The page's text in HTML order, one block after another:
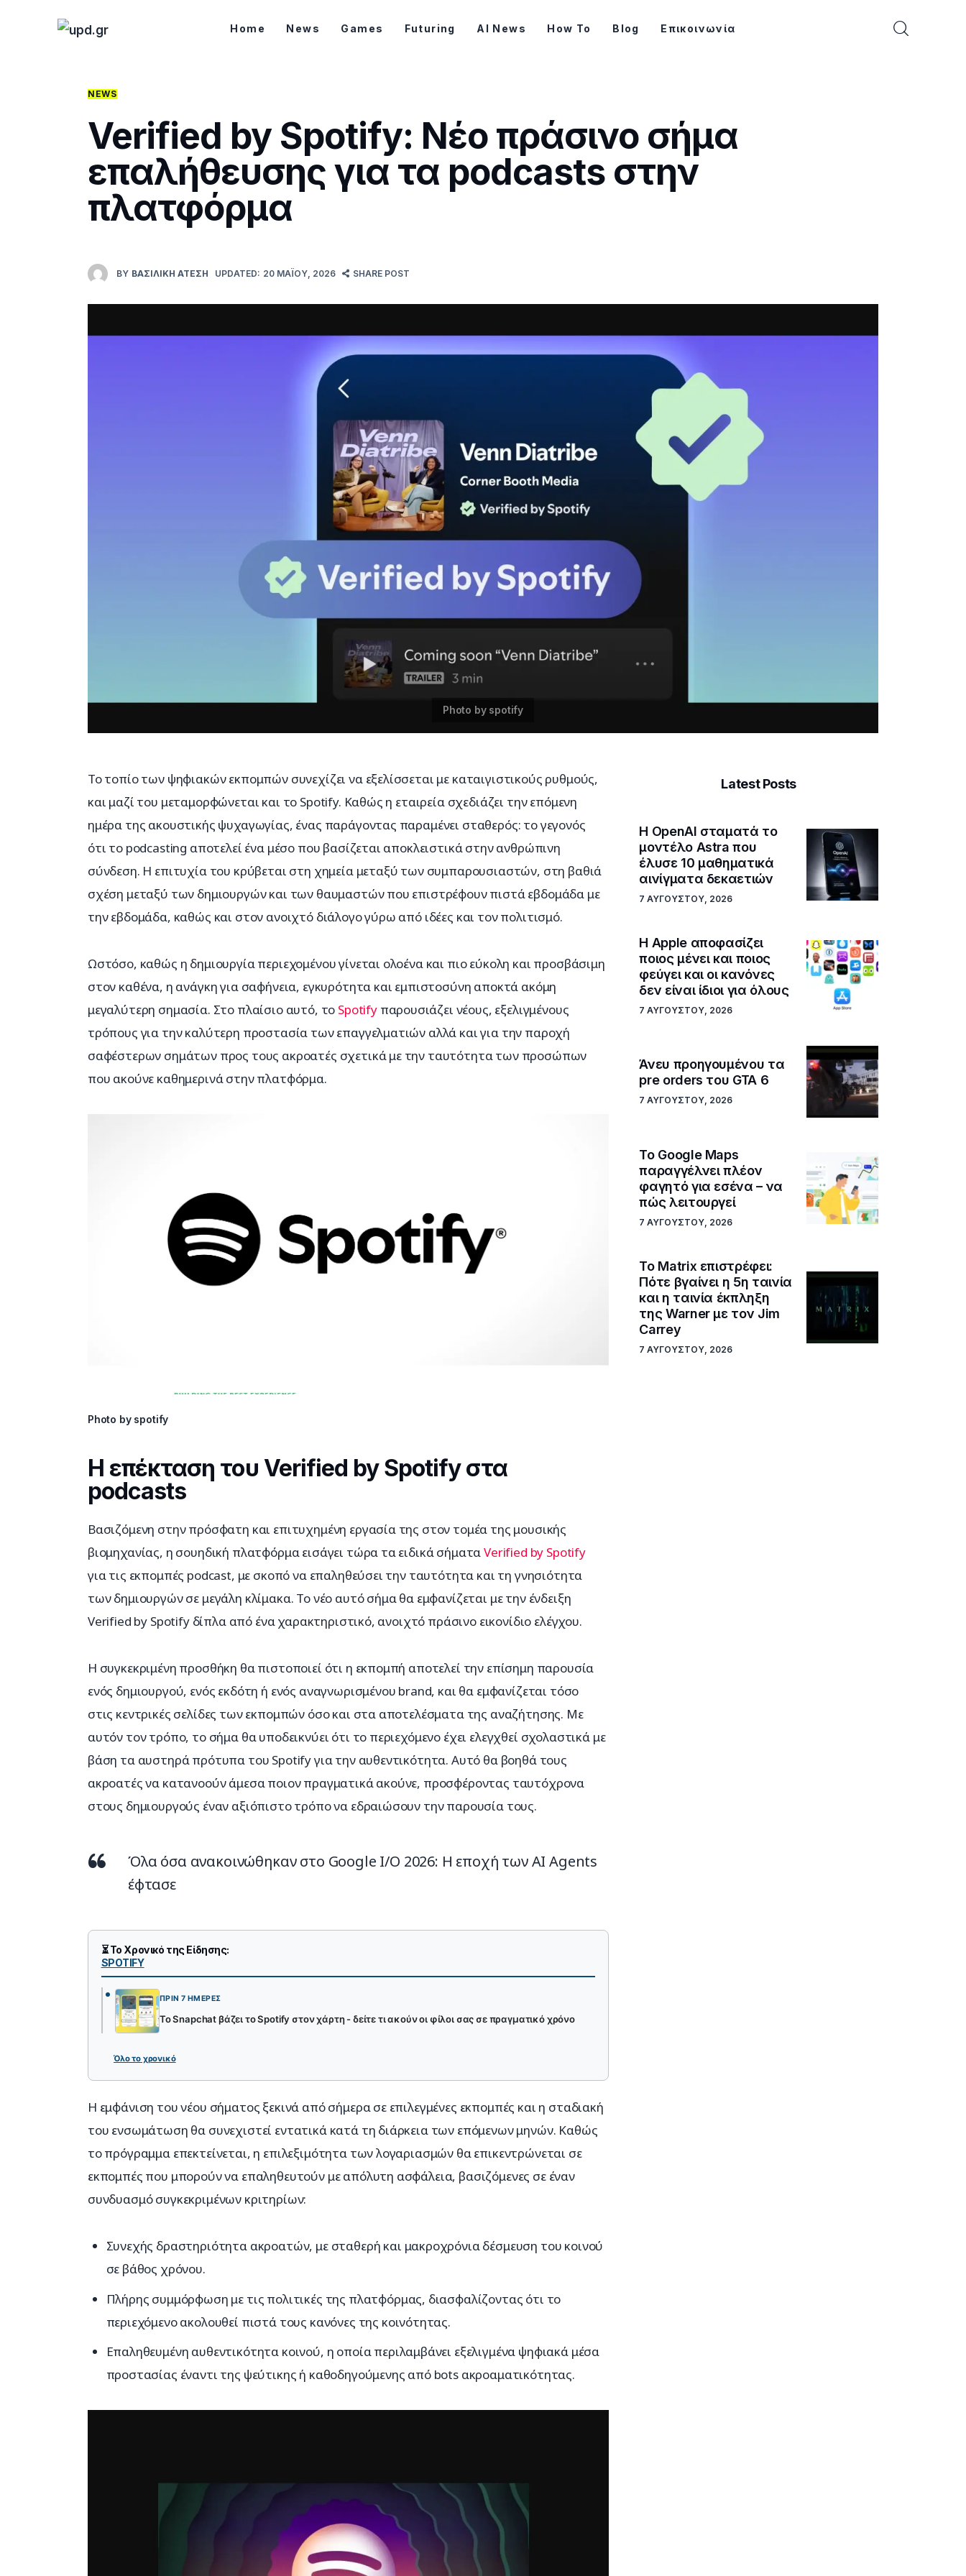
Home News Games Futuring AI News How To Blog Επικοινωνία
NEWS
Verified by Spotify: Νέο πράσινο σήμα
επαλήθευσης για τα podcasts στην
πλατφόρμα
BY ΒΑΣΙΛΙΚΉ ΑΤΈΣΗ UPDATED: 20 ΜΑΪ́ΟΥ, 2026 SHARE POST
Το τοπίο των ψηφιακών εκπομπών συνεχίζει να εξελίσσεται με καταιγιστικούς ρυθμούς,
και μαζί του μεταμορφώνεται και το Spotify. Καθώς η εταιρεία σχεδιάζει την επόμενη
ημέρα της ακουστικής ψυχαγωγίας, ένας παράγοντας παραμένει σταθερός: το γεγονός
ότι το podcasting αποτελεί ένα μέσο που βασίζεται αποκλειστικά στην ανθρώπινη
σύνδεση. Η επιτυχία του κρύβεται στη χημεία μεταξύ των συμπαρουσιαστών, στη βαθιά
σχέση μεταξύ των δημιουργών και των θαυμαστών που επιστρέφουν πιστά εβδομάδα με
την εβδομάδα, καθώς και στον ανοιχτό διάλογο γύρω από ιδέες και τον πολιτισμό.
Ωστόσο, καθώς η δημιουργία περιεχομένου γίνεται ολοένα και πιο εύκολη και προσβάσιμη
στον καθένα, η ανάγκη για σαφήνεια, εγκυρότητα και εμπιστοσύνη αποκτά ακόμη
μεγαλύτερη σημασία. Στο πλαίσιο αυτό, το Spotify παρουσιάζει νέους, εξελιγμένους
τρόπους για την καλύτερη προστασία των επαγγελματιών αλλά και για την παροχή
σαφέστερων σημάτων προς τους ακροατές σχετικά με την ταυτότητα των προσώπων
που ακούνε καθημερινά στην πλατφόρμα.
Photo by spotify
Η επέκταση του Verified by Spotify στα
podcasts
Βασιζόμενη στην πρόσφατη και επιτυχημένη εργασία της στον τομέα της μουσικής
βιομηχανίας, η σουηδική πλατφόρμα εισάγει τώρα τα ειδικά σήματα Verified by Spotify
για τις εκπομπές podcast, με σκοπό να επαληθεύσει την ταυτότητα και τη γνησιότητα
των δημιουργών σε μεγάλη κλίμακα. Το νέο αυτό σήμα θα εμφανίζεται με την ένδειξη
Verified by Spotify δίπλα από ένα χαρακτηριστικό, ανοιχτό πράσινο εικονίδιο ελέγχου.
Η συγκεκριμένη προσθήκη θα πιστοποιεί ότι η εκπομπή αποτελεί την επίσημη παρουσία
ενός δημιουργού, ενός εκδότη ή ενός αναγνωρισμένου brand, και θα εμφανίζεται τόσο
στις κεντρικές σελίδες των εκπομπών όσο και στα αποτελέσματα της αναζήτησης. Με
αυτόν τον τρόπο, το σήμα θα υποδεικνύει ότι το περιεχόμενο έχει ελεγχθεί σχολαστικά με
βάση τα αυστηρά πρότυπα του Spotify για την αυθεντικότητα. Αυτό θα βοηθά τους
ακροατές να κατανοούν άμεσα ποιον πραγματικά ακούνε, προσφέροντας ταυτόχρονα
στους δημιουργούς έναν αξιόπιστο τρόπο να εδραιώσουν την παρουσία τους.
Όλα όσα ανακοινώθηκαν στο Google I/O 2026: Η εποχή των AI Agents
έφτασε
⏳ Το Χρονικό της Είδησης:
SPOTIFY
ΠΡΙΝ 7 ΗΜΈΡΕΣ
Το Snapchat βάζει το Spotify στον χάρτη - δείτε τι ακούν οι φίλοι σας σε πραγματικό χρόνο
Όλο το χρονικό
Η εμφάνιση του νέου σήματος ξεκινά από σήμερα σε επιλεγμένες εκπομπές και η σταδιακή
του ενσωμάτωση θα συνεχιστεί εντατικά κατά τη διάρκεια των επόμενων μηνών. Καθώς
το πρόγραμμα επεκτείνεται, η επιλεξιμότητα των λογαριασμών θα επικεντρώνεται σε
εκπομπές που μπορούν να επαληθευτούν με απόλυτη ασφάλεια, βασιζόμενες σε έναν
συνδυασμό συγκεκριμένων κριτηρίων:
Συνεχής δραστηριότητα ακροατών, με σταθερή και μακροχρόνια δέσμευση του κοινού
σε βάθος χρόνου.
Πλήρης συμμόρφωση με τις πολιτικές της πλατφόρμας, διασφαλίζοντας ότι το
περιεχόμενο ακολουθεί πιστά τους κανόνες της κοινότητας.
Επαληθευμένη αυθεντικότητα κοινού, η οποία περιλαμβάνει εξελιγμένα ψηφιακά μέσα
προστασίας έναντι της ψεύτικης ή καθοδηγούμενης από bots ακροαματικότητας.
Latest Posts
Η OpenAI σταματά το
μοντέλο Astra που
έλυσε 10 μαθηματικά
αινίγματα δεκαετιών
7 ΑΥΓΟΎΣΤΟΥ, 2026
Η Apple αποφασίζει
ποιος μένει και ποιος
φεύγει και οι κανόνες
δεν είναι ίδιοι για όλους
7 ΑΥΓΟΎΣΤΟΥ, 2026
Άνευ προηγουμένου τα
pre orders του GTA 6
7 ΑΥΓΟΎΣΤΟΥ, 2026
Το Google Maps
παραγγέλνει πλέον
φαγητό για εσένα – να
πώς λειτουργεί
7 ΑΥΓΟΎΣΤΟΥ, 2026
Το Matrix επιστρέφει:
Πότε βγαίνει η 5η ταινία
και η ταινία έκπληξη
της Warner με τον Jim
Carrey
7 ΑΥΓΟΎΣΤΟΥ, 2026